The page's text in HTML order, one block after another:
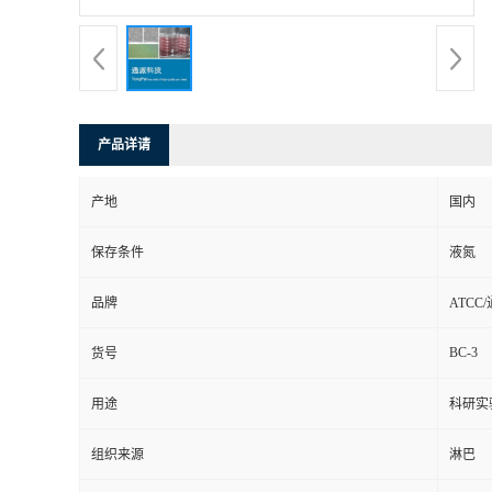
产品详请
产地 国内
保存条件 液氮
品牌 ATCC/
货号 BC-3
用途 科研实
组织来源 淋巴